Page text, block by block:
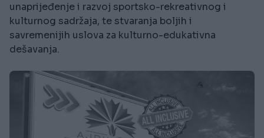
unaprijeđenje i razvoj sportsko-rekreativnog i
kulturnog sadržaja, te stvaranja boljih i
savremenijih uslova za kulturno-edukativna
dešavanja.